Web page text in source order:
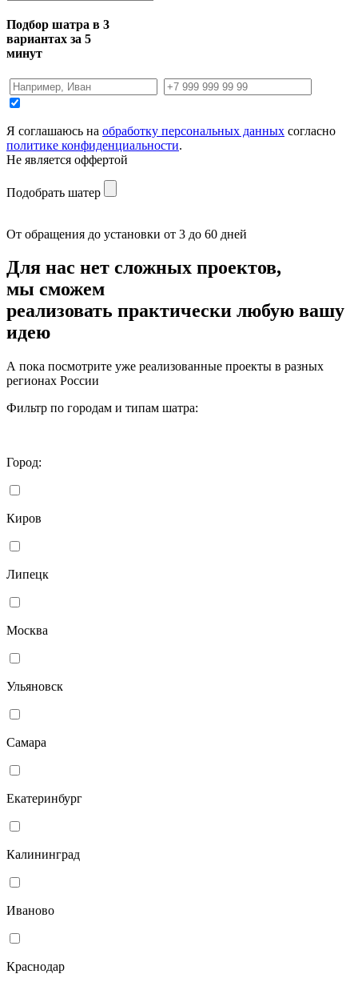
Подбор шатра в 3
вариантах за 5
минут
Я соглашаюсь на обработку персональных данных согласно
политике конфиденциальности.
Не является оффертой
Подобрать шатер
От обращения до установки от 3 до 60 дней
Для нас нет сложных проектов,
мы сможем
реализовать практически любую вашу
идею
А пока посмотрите уже реализованные проекты в разных
регионах России
Фильтр по городам и типам шатра:
Город:
Киров
Липецк
Москва
Ульяновск
Самара
Екатеринбург
Калининград
Иваново
Краснодар